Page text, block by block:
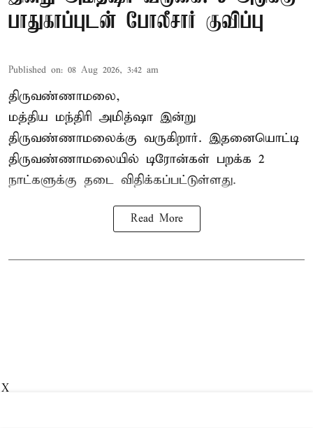
பாதுகாப்புடன் போலீசார் குவிப்பு
Published on: 08 Aug 2026, 3:42 am
திருவண்ணாமலை,
மத்திய மந்திரி அமித்ஷா இன்று
திருவண்ணாமலைக்கு வருகிறார். இதனையொட்டி
திருவண்ணாமலையில் டிரோன்கள் பறக்க 2
நாட்களுக்கு தடை விதிக்கப்பட்டுள்ளது.
Read More
X